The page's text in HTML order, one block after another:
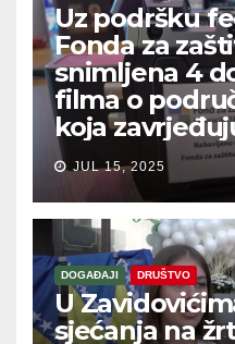
Uz podršku
Fonda za
snimljena 4
filma o
koja
JUL 15, 2025
DOGAĐAJI DRUŠTVO
U
sjećanja na